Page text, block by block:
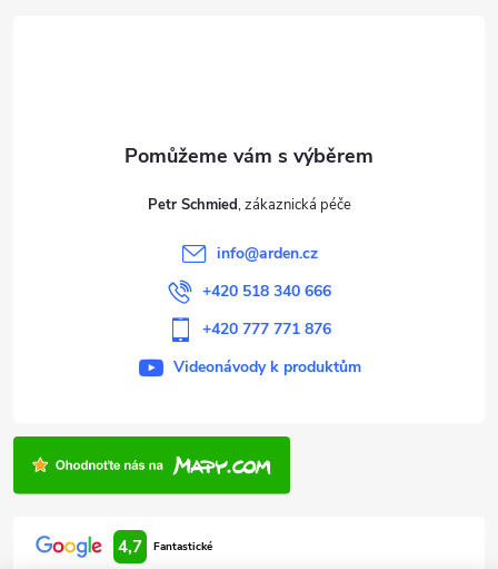
Petr Schmied
info@arden.cz
+420 518 340 666
+420 777 771 876
Videonávody k produktům
4,7 Fantastické